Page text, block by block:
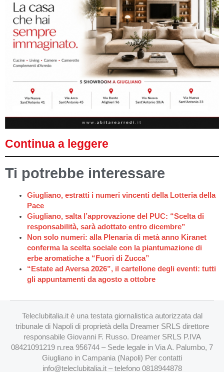
Continua a leggere
Ti potrebbe interessare
Giugliano, estratti i numeri vincenti della Lotteria della
Pace
Giugliano, salta l’approvazione del PUC: “Scelta di
responsabilità, sarà adottato entro dicembre”
Non solo numeri: alla Plenaria di metà anno Kiranet
conferma la scelta sociale con la piantumazione di
erbe aromatiche a “Fuori di Zucca”
“Estate ad Aversa 2026”, il cartellone degli eventi: tutti
gli appuntamenti da agosto a ottobre
Teleclubitalia.it è una testata giornalistica autorizzata dal
tribunale di Napoli di proprietà della Dreamer SRLS direttore
responsabile Giovanni F. Russo. Dreamer SRLS P.IVA
08421091219 n.rea 956744 – Sede legale in Via A. Palumbo, 7
Giugliano in Campania (Napoli) Per contatti
info@teleclubitalia.it– telefono 0818944878